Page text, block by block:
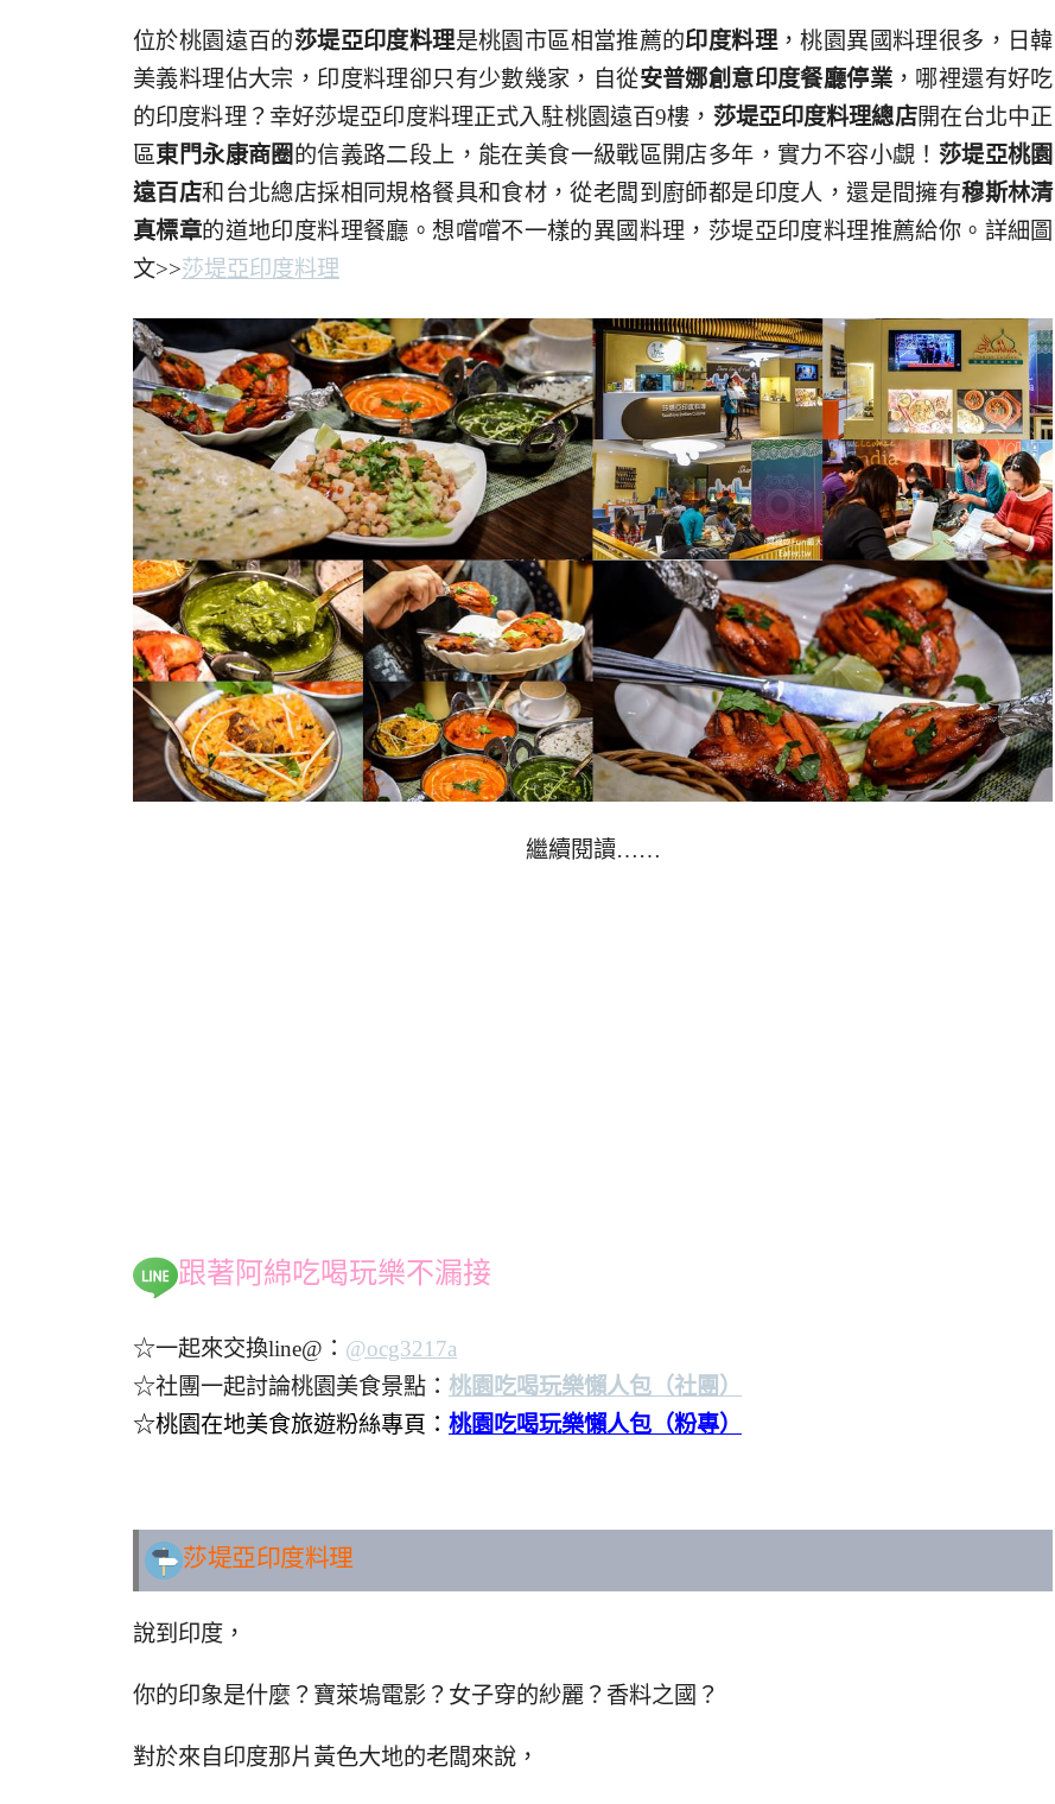
位於桃園遠百的莎堤亞印度料理是桃園市區相當推薦的印度料理 ，桃園異國料理很多，日韓
美義料理佔大宗，印度料理卻只有少數幾家，自從安普娜創意印度餐廳停業 ，哪裡還有好吃
的印度料理？幸好莎堤亞印度料理正式入駐桃園遠百9樓， 莎堤亞印度料理總店開在台北中正
區東門永康商圈的信義路二段上，能在美食一級戰區開店多年，實力不容小覷！ 莎堤亞桃園
遠百店和台北總店採相同規格餐具和食材，從老闆到廚師都是印度人，還是間擁有穆斯林清
真標章的道地印度料理餐廳。想嚐嚐不一樣的異國料理，莎堤亞印度料理推薦給你。詳細圖
文>>莎堤亞印度料理
繼續閱讀……
跟著阿綿吃喝玩樂不漏接
☆一起來交換line@： @ocg3217a
☆社團一起討論桃園美食景點： 桃園吃喝玩樂懶人包（社團）
☆桃園在地美食旅遊粉絲專頁： 桃園吃喝玩樂懶人包（粉專）
莎堤亞印度料理
說到印度，
你的印象是什麼？寶萊塢電影？女子穿的紗麗？香料之國？
對於來自印度那片黃色大地的老闆來說，